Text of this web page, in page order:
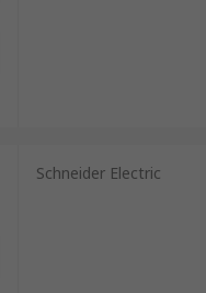
Schneider Electric